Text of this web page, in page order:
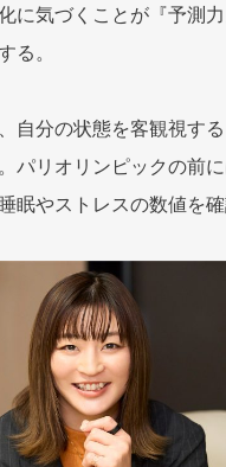
に気づくことが『予測
る。
自分の状態を客観視す
パリオリンピックの前
眠やストレスの数値を確